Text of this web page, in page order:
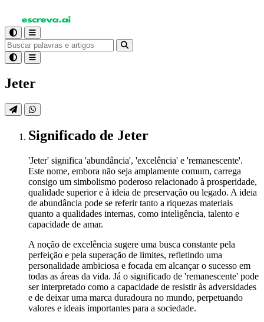
Jeter
Significado de Jeter
'Jeter' significa 'abundância', 'excelência' e 'remanescente'.
Este nome, embora não seja amplamente comum, carrega
consigo um simbolismo poderoso relacionado à prosperidade,
qualidade superior e à ideia de preservação ou legado. A ideia
de abundância pode se referir tanto a riquezas materiais
quanto a qualidades internas, como inteligência, talento e
capacidade de amar.
A noção de excelência sugere uma busca constante pela
perfeição e pela superação de limites, refletindo uma
personalidade ambiciosa e focada em alcançar o sucesso em
todas as áreas da vida. Já o significado de 'remanescente' pode
ser interpretado como a capacidade de resistir às adversidades
e de deixar uma marca duradoura no mundo, perpetuando
valores e ideais importantes para a sociedade.